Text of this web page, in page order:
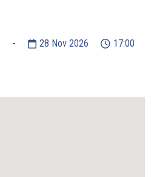
- 28 Nov 2026 17:00